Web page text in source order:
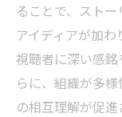
ることで、スト
アイディアが加わ
視聴者に深い感
らに、組織が多
の相互理解が促